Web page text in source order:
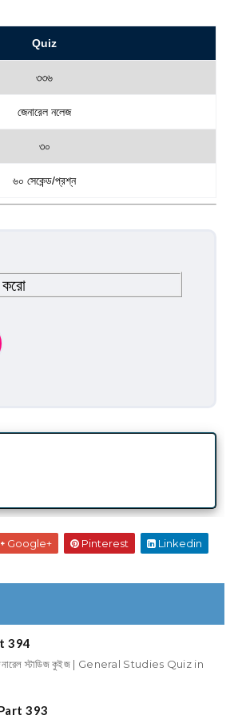
Quiz
৩৩৬
জেনারেল নলেজ
৩০
৬০ সেকেন্ড/প্রশ্ন
করো
Google+ Pinterest Linkedin
394
স্টাডিজ কুইজ | General Studies Quiz in
393